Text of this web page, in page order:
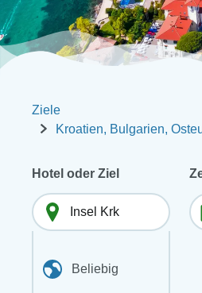
Ziele
Kroatien, Bulgarien,
Hotel oder Ziel
Beliebig